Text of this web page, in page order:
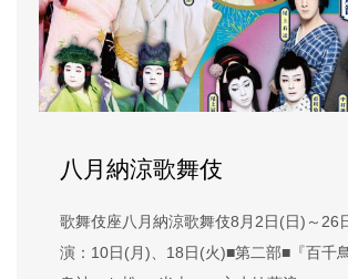
八月納涼歌舞伎
歌舞伎座八月納涼歌舞伎8月2日(日)～
演：10日(月)、18日(火)■第二部■『百千